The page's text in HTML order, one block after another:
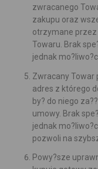
zwracanego
zakupu oraz
otrzymane
Towaru. Brak
jednak
Zwracany Towar
adres z którego
by? do niego
umowy. Brak
jednak
pozwoli na
Powy?sze